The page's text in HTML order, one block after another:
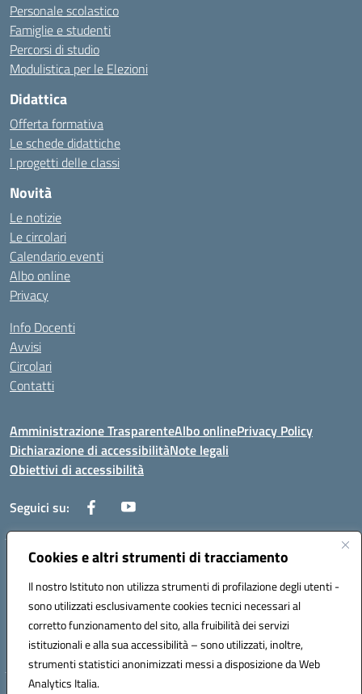
Cookies e altri strumenti di tracciamento
Il nostro Istituto non utilizza strumenti di profilazione degli utenti -
sono utilizzati esclusivamente cookies tecnici necessari al
corretto funzionamento del sito, alla fruibilità dei servizi
istituzionali e alla sua accessibilità – sono utilizzati, inoltre,
strumenti statistici anonimizzati messi a disposizione da Web
Analytics Italia.
Personale scolastico
Famiglie e studenti
Percorsi di studio
Modulistica per le Elezioni
Didattica
Offerta formativa
Le schede didattiche
I progetti delle classi
Novità
Le notizie
Le circolari
Calendario eventi
Albo online
Privacy
Info Docenti
Avvisi
Circolari
Contatti
Amministrazione TrasparenteAlbo onlinePrivacy Policy
Dichiarazione di accessibilitàNote legali
Obiettivi di accessibilità
Seguici su:
Corso Roma, 1 71100 FOGGIA (FG)
Codice meccanografico: FGPM03000E
Mail: FGPM03000E@istruzione.it - PEC:
FGPM03000E@pec.istruzione.it
Codice fiscale: 80002240713